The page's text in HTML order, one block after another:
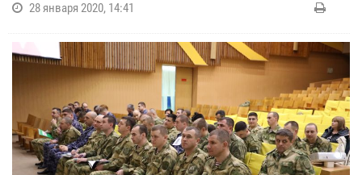
28 января 2020, 14:41